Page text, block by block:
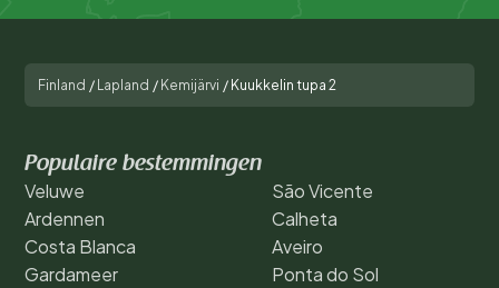
Finland / Lapland / Kemijärvi / Kuukkelin tupa 2
Populaire bestemmingen
Veluwe
Ardennen
Costa Blanca
Gardameer
São Vicente
Calheta
Aveiro
Ponta do Sol